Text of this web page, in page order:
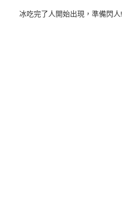
冰吃完了人開始出現，準備閃人!